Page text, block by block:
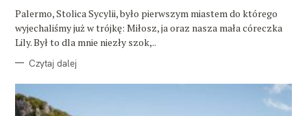
Palermo, Stolica Sycylii, było pierwszym miastem do którego
wyjechaliśmy już w trójkę: Miłosz, ja oraz nasza mała córeczka
Lily. Był to dla mnie niezły szok,..
Czytaj dalej